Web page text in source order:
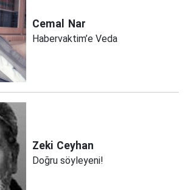
Cemal Nar
Habervaktim’e Veda
Zeki Ceyhan
Doğru söyleyeni!